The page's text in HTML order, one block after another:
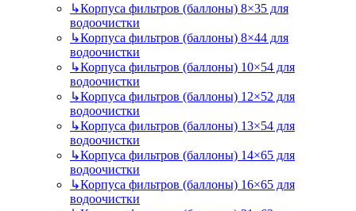
↳Корпуса фильтров (баллоны) 8×35 для
водоочистки
↳Корпуса фильтров (баллоны) 8×44 для
водоочистки
↳Корпуса фильтров (баллоны) 10×54 для
водоочистки
↳Корпуса фильтров (баллоны) 12×52 для
водоочистки
↳Корпуса фильтров (баллоны) 13×54 для
водоочистки
↳Корпуса фильтров (баллоны) 14×65 для
водоочистки
↳Корпуса фильтров (баллоны) 16×65 для
водоочистки